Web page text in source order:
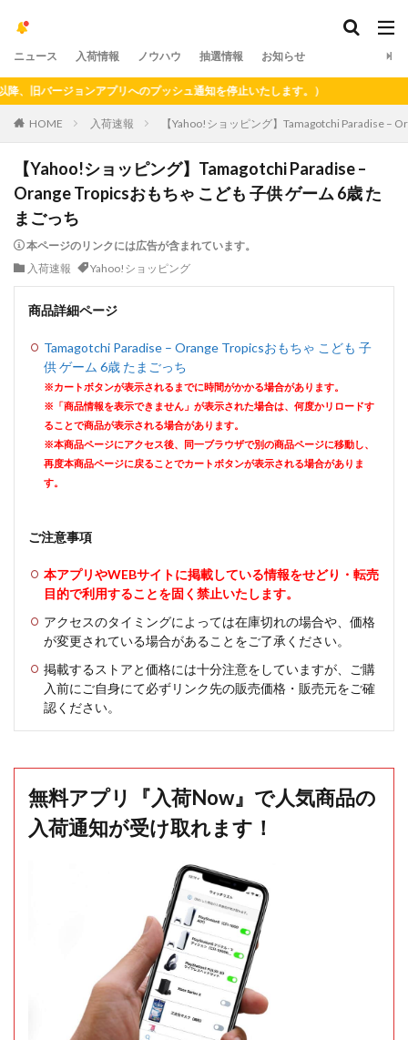
ニュース 入荷情報 ノウハウ 抽選情報 お知らせ
ージョンアプリへのプッシュ通知を停止いたします。）
HOME 入荷速報 【Yahoo!ショッピング】Tamagotchi Paradise –
【Yahoo!ショッピング】Tamagotchi Paradise –
Orange Tropicsおもちゃ こども 子供 ゲーム 6歳 た
まごっち
本ページのリンクには広告が含まれています。
入荷速報
Yahoo!ショッピング
商品詳細ページ
Tamagotchi Paradise – Orange Tropicsおもちゃ こども 子
供 ゲーム 6歳 たまごっち
※カートボタンが表示されるまでに時間がかかる場合があります。
※「商品情報を表示できません」が表示された場合は、何度かリロードす
ることで商品が表示される場合があります。
※本商品ページにアクセス後、同一ブラウザで別の商品ページに移動し、
再度本商品ページに戻ることでカートボタンが表示される場合がありま
す。
ご注意事項
本アプリやWEBサイトに掲載している情報をせどり・転売
目的で利用することを固く禁止いたします。
アクセスのタイミングによっては在庫切れの場合や、価格
が変更されている場合があることをご了承ください。
掲載するストアと価格には十分注意をしていますが、ご購
入前にご自身にて必ずリンク先の販売価格・販売元をご確
認ください。
無料アプリ『入荷Now』で人気商品の
入荷通知が受け取れます！